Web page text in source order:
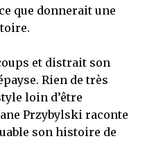
que donnerait une
et distrait son
Rien de très
loin d’être
Przybylski raconte
son histoire de